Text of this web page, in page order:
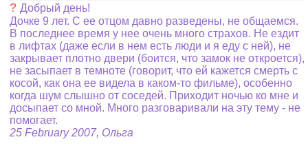
?Добрый день!
Дочке 9 лет. С ее отцом давно разведены, не общаемся.
В последнее время у нее очень много страхов. Не ездит
в лифтах (даже если в нем есть люди и я еду с ней), не
закрывает плотно двери (боится, что замок не откроется),
не засыпает в темноте (говорит, что ей кажется смерть с
косой, как она ее видела в каком-то фильме), особенно
когда шум слышно от соседей. Приходит ночью ко мне и
досыпает со мной. Много разговаривали на эту тему - не
помогает.
25 February 2007, Ольга